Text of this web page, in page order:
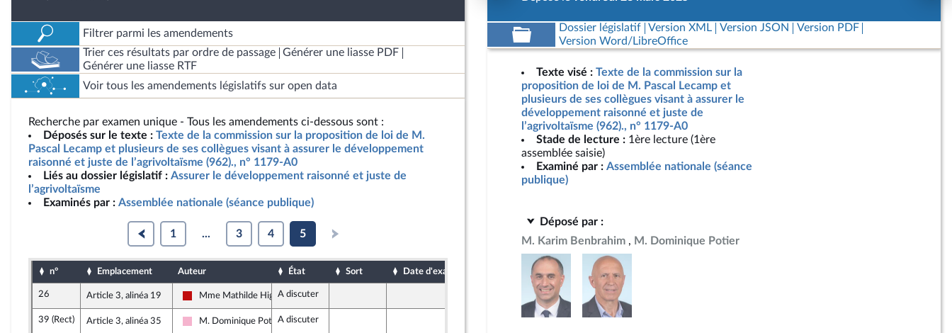
Filtrer parmi les amendements
Trier ces résultats par ordre de passage
Générer une liasse PDF
Générer une liasse RTF
Voir tous les amendements législatifs sur open data
Recherche par examen unique - Tous les amendements ci-dessous sont :
Déposés sur le texte : Texte de la commission sur la proposition de loi de M.
Pascal Lecamp et plusieurs de ses collègues visant à assurer le développement
raisonné et juste de l’agrivoltaïsme (962)., n° 1179-A0
Liés au dossier législatif : Assurer le développement raisonné et juste de
l’agrivoltaïsme
Examinés par : Assemblée nationale (séance publique)
1 ... 3 4 5
n° Emplacement Auteur État Sort Date d'examen Date de dépôt
26 Article 3, alinéa 19
La France insoumise - Nouveau Front Populaire
Mme Mathilde HignetA discuter 28 mars 2025
39 (Rect) Article 3, alinéa 35
Socialistes et apparentés
M. Dominique PotierA discuter 28 mars 2025
Dossier législatif Version XML Version JSON
Version PDF
Version Word/LibreOffice
Texte visé : Texte de la commission sur la
proposition de loi de M. Pascal Lecamp et
plusieurs de ses collègues visant à assurer le
développement raisonné et juste de
l’agrivoltaïsme (962)., n° 1179-A0
Stade de lecture : 1ère lecture (1ère
assemblée saisie)
Examiné par : Assemblée nationale (séance
publique)
Déposé par :
M. Karim Benbrahim
M. Dominique Potier